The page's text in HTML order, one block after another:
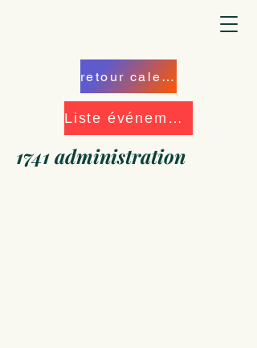
retour calendrier
Liste événements
1741 administration